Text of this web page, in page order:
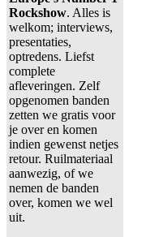
Rockshow. Alles is
welkom; interviews,
presentaties,
optredens. Liefst
complete
afleveringen. Zelf
opgenomen banden
zetten we gratis voor
je over en komen
indien gewenst netjes
retour. Ruilmateriaal
aanwezig, of we
nemen de banden
over, komen we wel
uit.